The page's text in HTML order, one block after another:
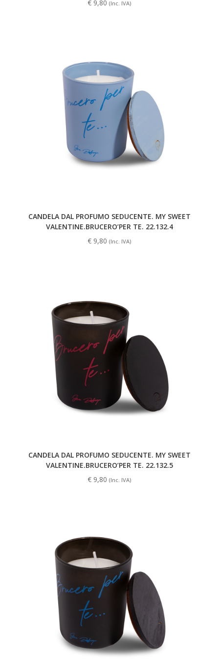
€ 9,80 (Inc. IVA)
CANDELA DAL PROFUMO SEDUCENTE. MY SWEET
VALENTINE.BRUCERO’PER TE. 22.132.4
€ 9,80 (Inc. IVA)
CANDELA DAL PROFUMO SEDUCENTE. MY SWEET
VALENTINE.BRUCERO’PER TE. 22.132.5
€ 9,80 (Inc. IVA)